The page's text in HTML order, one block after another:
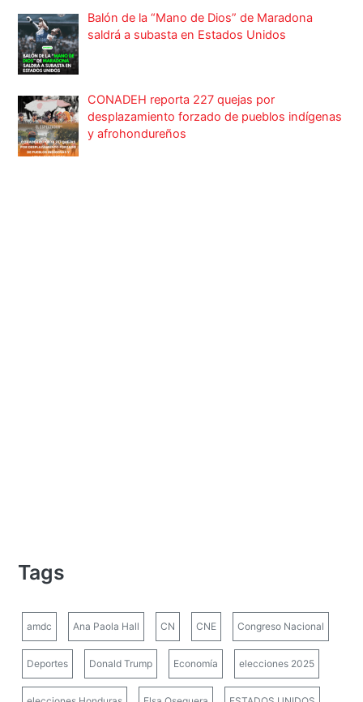
Balón de la “Mano de Dios” de Maradona
saldrá a subasta en Estados Unidos
CONADEH reporta 227 quejas por
desplazamiento forzado de pueblos indígenas
y afrohondureños
Tags
amdc Ana Paola Hall CN CNE Congreso Nacional
Deportes Donald Trump Economía elecciones 2025